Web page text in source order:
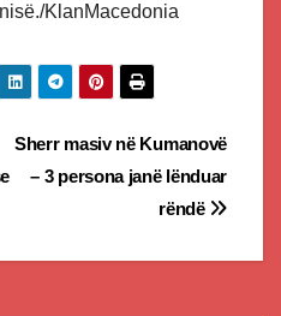
KlanMacedonia
Sherr masiv në Kumanovë
– 3 persona janë lënduar
rëndë